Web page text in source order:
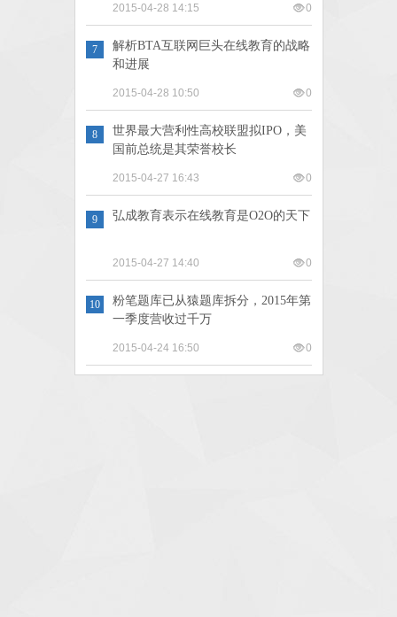
2015-04-28 14:15 0
7
解析BTA互联网巨头在线教育的战略
和进展
2015-04-28 10:50 0
8
世界最大营利性高校联盟拟IPO，美
国前总统是其荣誉校长
2015-04-27 16:43 0
9 弘成教育表示在线教育是O2O的天下
2015-04-27 14:40 0
10
粉笔题库已从猿题库拆分，2015年第
一季度营收过千万
2015-04-24 16:50 0